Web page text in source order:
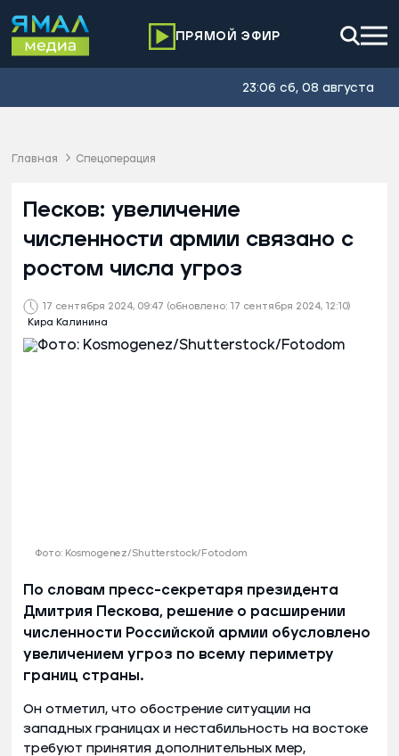
ПРЯМОЙ ЭФИР
23:06 сб, 08 августа
Главная Спецоперация
17 сентября 2024, 09:47 (обновлено: 17 сентября 2024, 12:10)
Кира Калинина
Песков: увеличение
численности армии связано с
ростом числа угроз
Фото: Kosmogenez/Shutterstock/Fotodom
По словам пресс-секретаря президента
Дмитрия Пескова, решение о расширении
численности Российской армии обусловлено
увеличением угроз по всему периметру
границ страны.
Он отметил, что обострение ситуации на
западных границах и нестабильность на востоке
требуют принятия дополнительных мер,